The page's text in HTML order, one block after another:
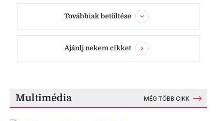
Továbbiak betöltése
Ajánlj nekem cikket
Multimédia MÉG TÖBB CIKK